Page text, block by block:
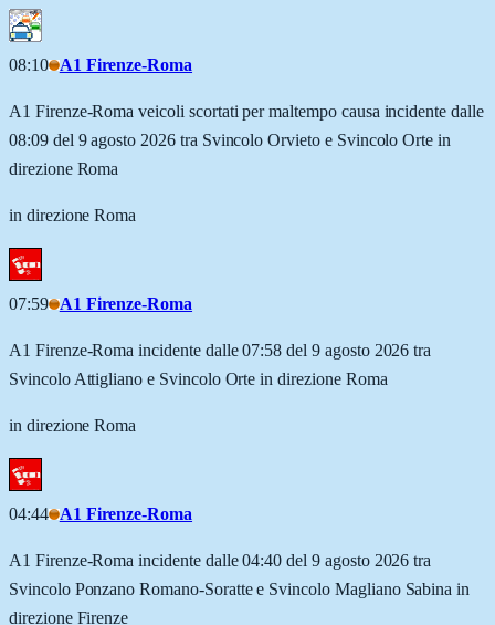
08:10 A1 Firenze-Roma
A1 Firenze-Roma veicoli scortati per maltempo causa incidente dalle
08:09 del 9 agosto 2026 tra Svincolo Orvieto e Svincolo Orte in
direzione Roma
in direzione Roma
07:59 A1 Firenze-Roma
A1 Firenze-Roma incidente dalle 07:58 del 9 agosto 2026 tra
Svincolo Attigliano e Svincolo Orte in direzione Roma
in direzione Roma
04:44 A1 Firenze-Roma
A1 Firenze-Roma incidente dalle 04:40 del 9 agosto 2026 tra
Svincolo Ponzano Romano-Soratte e Svincolo Magliano Sabina in
direzione Firenze